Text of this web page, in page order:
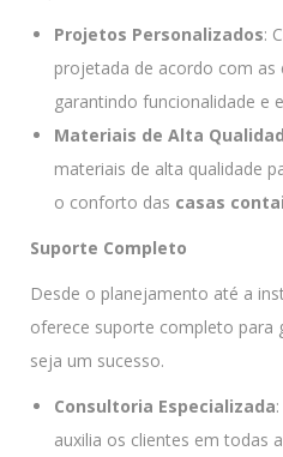
Projetos Personalizados:
projetada de acordo com as
garantindo funcionalidade e
Materiais de Alta
materiais de alta qualidade
o conforto das casas
Suporte Completo
Desde o planejamento até a
oferece suporte completo para
seja um sucesso.
Consultoria Especializada
auxilia os clientes em todas